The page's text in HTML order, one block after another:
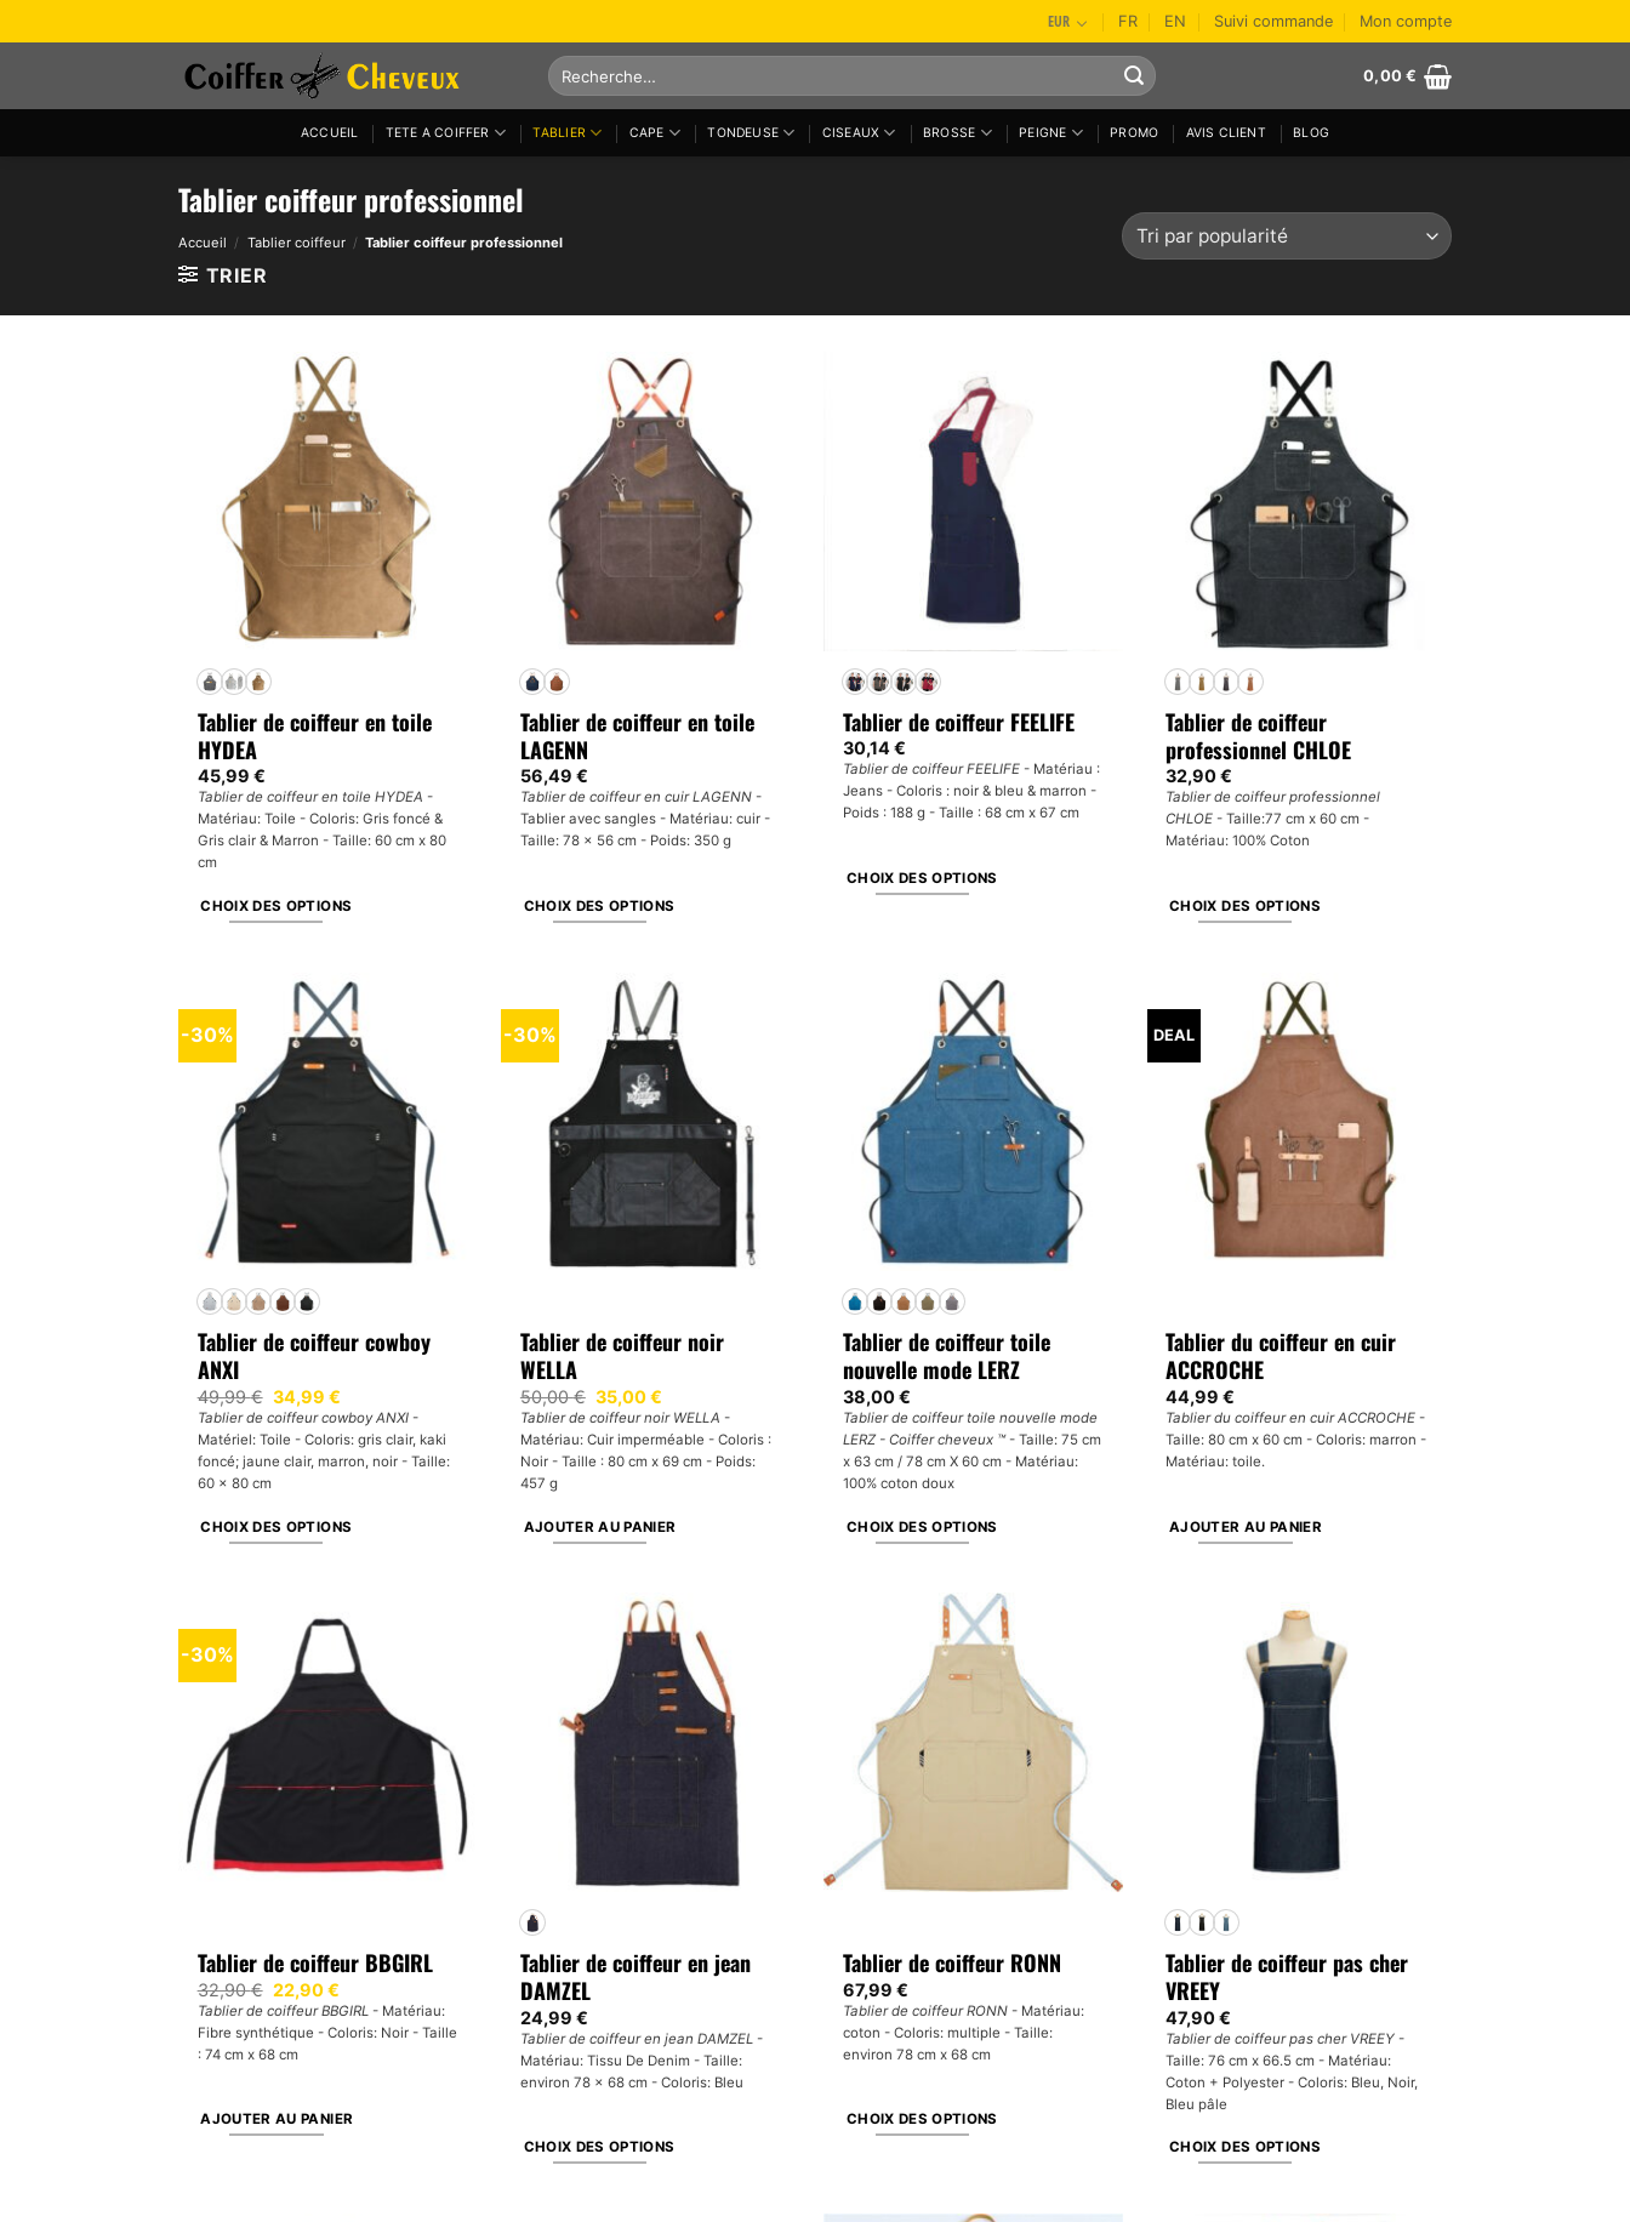
au
EUR FR EN Suivi commande Mon compte
Recherche
pour :
0,00€
ACCUEIL TETE A COIFFER TABLIER CAPE TONDEUSE CISEAUX BROSSE PEIGNE PROMO AVIS CLIENT BLOG
Tablier coiffeur professionnel
Accueil / Tablier coiffeur / Tablier coiffeur professionnel
TRIER
Tablier de coiffeur en toile
HYDEA
45,99 €
Tablier de coiffeur en toile HYDEA -
Matériau: Toile - Coloris: Gris foncé &
Gris clair & Marron - Taille: 60 cm x 80
cm
CHOIX DES OPTIONS
variations.
options
peuvent
être
choisies
sur
la
du
Tablier de coiffeur en toile
LAGENN
56,49 €
Tablier de coiffeur en cuir LAGENN-
Tablier avec sangles - Matériau: cuir -
Taille: 78 x 56 cm - Poids: 350 g
CHOIX DES OPTIONS
variations.
options
peuvent
choisies
page
Tablier de coiffeur FEELIFE
30,14€
Tablier de coiffeur FEELIFE - Matériau :
Jeans - Coloris : noir & bleu & marron -
Poids : 188 g - Taille : 68 cm x 67 cm
CHOIX DES OPTIONS
peuvent
être
choisies
page
produit
Tablier de coiffeur
professionnel CHLOE
32,90€
Tablier de coiffeur professionnel
CHLOE - Taille:77 cm x 60 cm -
Matériau: 100% Coton
CHOIX DES OPTIONS
options
peuvent
choisies
-30%
Tablier de coiffeur cowboy
ANXI
49,99€ Le
prix
initial
était :
49,99 €.
34,99 €Le
prix
actuel
est :
34,99 €.
Tablier de coiffeur cowboy ANXI-
Matériel: Toile - Coloris: gris clair, kaki
foncé; jaune clair, marron, noir - Taille:
60 x 80 cm
CHOIX DES OPTIONS
variations.
options
peuvent
être
choisies
sur
-30%
Tablier de coiffeur noir
WELLA
50,00€ Le
prix
initial
était :
50,00 €.
35,00€
prix
actuel
est :
35,00 €.
Tablier de coiffeur noir WELLA -
Matériau: Cuir imperméable - Coloris :
Noir - Taille : 80 cm x 69 cm - Poids:
457 g
AJOUTER AU PANIER
Tablier de coiffeur toile
nouvelle mode LERZ
38,00€
Tablier de coiffeur toile nouvelle mode
LERZ - Coiffer cheveux ™- Taille: 75 cm
x 63 cm / 78 cm X 60 cm - Matériau:
100% coton doux
CHOIX DES OPTIONS
options
peuvent
être
choisies
la
DEAL
Tablier du coiffeur en cuir
ACCROCHE
44,99€
Tablier du coiffeur en cuir ACCROCHE -
Taille: 80 cm x 60 cm - Coloris: marron -
Matériau: toile.
AJOUTER AU PANIER
-30%
Tablier de coiffeur BBGIRL
32,90€ Le
prix
initial
était :
32,90 €.
22,90€Le
prix
actuel
est :
Tablier de coiffeur BBGIRL - Matériau:
Fibre synthétique - Coloris: Noir - Taille
: 74 cm x 68 cm
AJOUTER AU PANIER
Tablier de coiffeur en jean
DAMZEL
24,99 €
Tablier de coiffeur en jean DAMZEL -
Matériau: Tissu De Denim - Taille:
environ 78 x 68 cm - Coloris: Bleu
CHOIX DES OPTIONS
Tablier de coiffeur RONN
67,99€
Tablier de coiffeur RONN - Matériau:
coton - Coloris: multiple - Taille:
environ 78 cm x 68 cm
CHOIX DES OPTIONS
Tablier de coiffeur pas cher
VREEY
47,90€
Tablier de coiffeur pas cher VREEY -
Taille: 76 cm x 66.5 cm - Matériau:
Coton + Polyester - Coloris: Bleu, Noir,
Bleu pâle
CHOIX DES OPTIONS